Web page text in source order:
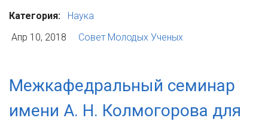
Категория:
Наука
Апр 10, 2018
Совет Молодых Ученых
Межкафедральный семинар
имени А. Н. Колмогорова для